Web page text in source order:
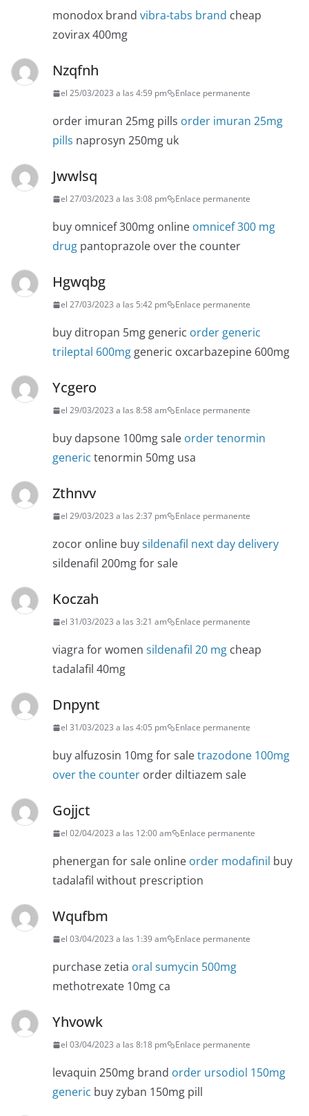
monodox brand vibra-tabs brand cheap
zovirax 400mg
Nzqfnh
el 25/03/2023 a las 4:59 pm Enlace permanente
order imuran 25mg pills order imuran 25mg
pills naprosyn 250mg uk
Jwwlsq
el 27/03/2023 a las 3:08 pm Enlace permanente
buy omnicef 300mg online omnicef 300 mg
drug pantoprazole over the counter
Hgwqbg
el 27/03/2023 a las 5:42 pm Enlace permanente
buy ditropan 5mg generic order generic
trileptal 600mg generic oxcarbazepine 600mg
Ycgero
el 29/03/2023 a las 8:58 am Enlace permanente
buy dapsone 100mg sale order tenormin
generic tenormin 50mg usa
Zthnvv
el 29/03/2023 a las 2:37 pm Enlace permanente
zocor online buysildenafil next day delivery
sildenafil 200mg for sale
Koczah
el 31/03/2023 a las 3:21 am Enlace permanente
viagra for women sildenafil 20 mg cheap
tadalafil 40mg
Dnpynt
el 31/03/2023 a las 4:05 pm Enlace permanente
buy alfuzosin 10mg for saletrazodone 100mg
over the counter order diltiazem sale
Gojjct
el 02/04/2023 a las 12:00 am Enlace permanente
phenergan for sale online order modafinil buy
tadalafil without prescription
Wqufbm
el 03/04/2023 a las 1:39 am Enlace permanente
purchase zetia oral sumycin 500mg
methotrexate 10mg ca
Yhvowk
el 03/04/2023 a las 8:18 pm Enlace permanente
levaquin 250mg brand order ursodiol 150mg
generic buy zyban 150mg pill